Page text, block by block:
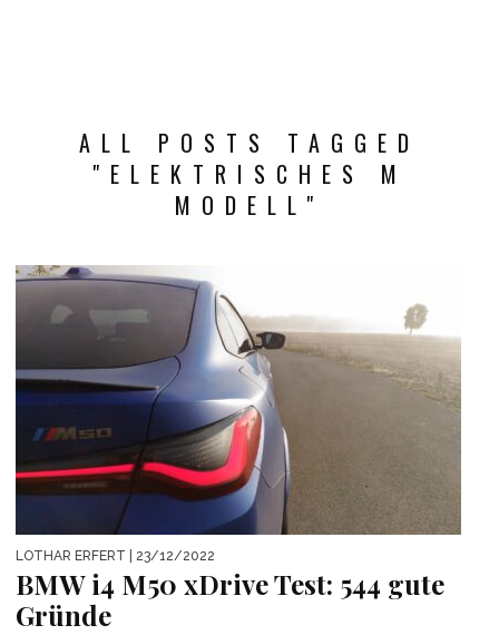
ALL POSTS TAGGED
"ELEKTRISCHES M
MODELL"
LOTHAR ERFERT | 23/12/2022
BMW i4 M50 xDrive Test: 544 gute
Gründe